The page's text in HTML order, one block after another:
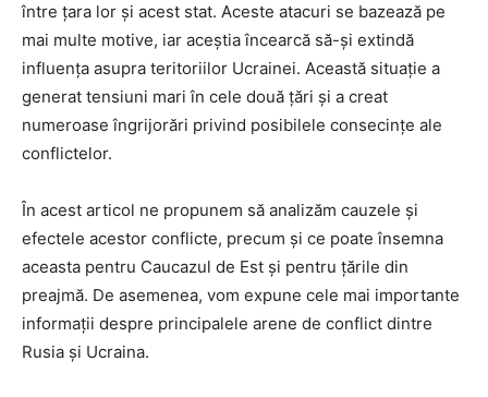
între țara lor și acest stat. Aceste atacuri se bazează pe
mai multe motive, iar aceștia încearcă să-și extindă
influența asupra teritoriilor Ucrainei. Această situație a
generat tensiuni mari în cele două țări și a creat
numeroase îngrijorări privind posibilele consecințe ale
conflictelor.
În acest articol ne propunem să analizăm cauzele și
efectele acestor conflicte, precum și ce poate însemna
aceasta pentru Caucazul de Est și pentru țările din
preajmă. De asemenea, vom expune cele mai importante
informații despre principalele arene de conflict dintre
Rusia și Ucraina.